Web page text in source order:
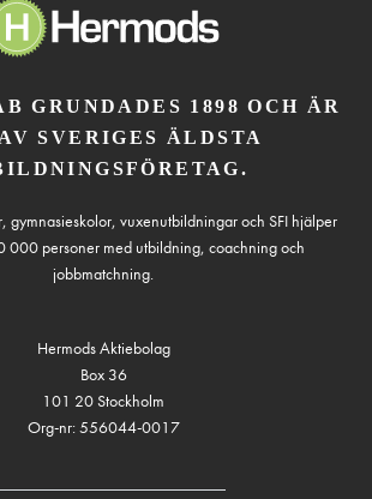
GRUNDADES 1898 OCH ÄR
SVERIGES ÄLDSTA
gymnasieskolor, vuxenutbildningar och SFI hjälper
000 personer med utbildning, coachning och
jobbmatchning.
Hermods Aktiebolag
Box 36
101 20 Stockholm
Org-nr: 556044-0017